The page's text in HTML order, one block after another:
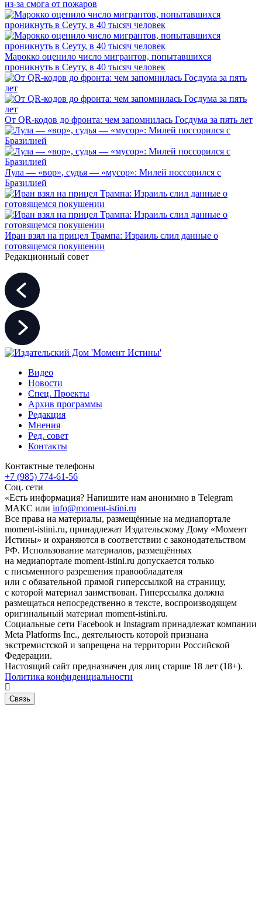
из-за смога от пожаров
Марокко оценило число мигрантов, попытавшихся
проникнуть в Сеуту, в 40 тысяч человек
От QR-кодов до фронта: чем запомнилась Госдума за пять лет
Лула — «вор», судья — «мусор»: Милей поссорился с
Бразилией
Иран взял на прицел Трампа: Израиль слил данные о
готовящемся покушении
Редакционный совет
Видео
Новости
Спец. Проекты
Архив программы
Редакция
Мнения
Ред. совет
Контакты
Контактные телефоны
+7 (985) 774-61-56
Соц. сети
«Есть информация? Напишите нам анонимно в Telegram
МАКС или info@moment-istini.ru
Все права на материалы, размещённые на медиапортале
moment-istini.ru, принадлежат Издательскому Дому «Момент
Истины» и охраняются в соответствии с законодательством
РФ. Использование материалов, размещённых
на медиапортале moment-istini.ru допускается только
с письменного разрешения правообладателя
или с обязательной прямой гиперссылкой на страницу,
с которой материал заимствован. Гиперссылка должна
размещаться непосредственно в тексте, воспроизводящем
оригинальный материал moment-istini.ru.
Социальные сети Facebook и Instagram принадлежат компании
Meta Platforms Inc., деятельность которой признана
экстремистской и запрещена на территории Российской
Федерации.
Настоящий сайт предназначен для лиц старше 18 лет (18+).
Политика конфиденциальности
Связь